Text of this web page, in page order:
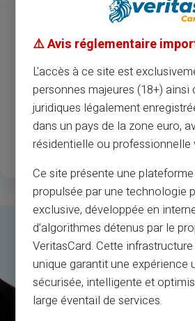
Багаторічний досвід
1.3M
Щасливі зареєстровані
клієнти
⚠️ Avis réglementaire
L'accès à ce site est
personnes majeures (18+) ainsi
juridiques légalement
dans un pays de la zone euro,
résidentielle ou professionnelle
Ce site présente une
propulsée par une technologie
exclusive, développée en
d’algorithmes détenus par le
VeritasCard. Cette
unique garantit une expérience
sécurisée, intelligente et
large éventail de services.